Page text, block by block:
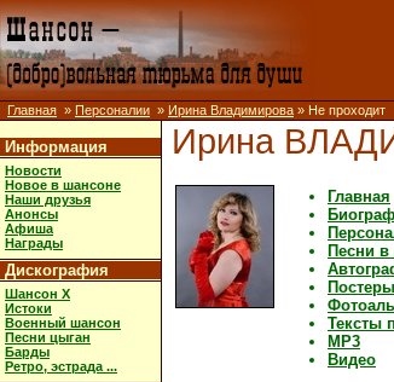
Главная » Персоналии » Ирина Владимирова » Не проходит
Информация
Новости
Новое в шансоне
Наши друзья
Анонсы
Афиша
Награды
Дискография
Шансон X
Истоки
Военный шансон
Песни цыган
Барды
Ретро, эстрада ...
Ирина
Главная
Песни в
Тексты
MP3
Видео